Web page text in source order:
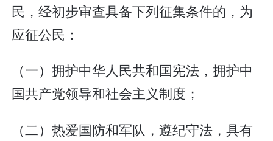
民，经初步审查具备下列征集条件的，为
应征公民：
（一）拥护中华人民共和国宪法，拥护中
国共产党领导和社会主义制度；
（二）热爱国防和军队，遵纪守法，具有